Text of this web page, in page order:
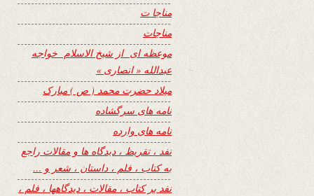
مناجا ت
مناجات
موعظه ای از شیخ الاسلام خواجه
عبدالله « انصاری »
میلاد حضرت محمد ( ص ) مبارک
نامه های سرگشاده
نامه های وارده
نفد ، تقریظ ، دیدگاه ها و مقالات راجع
به کتاب ، فلم ، داستان ، شعر و …
نفد بر کتاب ، مقالات ، دیدگاهها ، فلم ،